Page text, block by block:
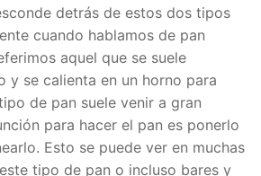
detrás de estos dos tipos
cuando hablamos de pan
aquel que se suele
y se calienta en un horno para
de pan suele venir a gran
para hacer el pan es ponerlo
Esto se puede ver en muchas
tipo de pan o incluso bares y